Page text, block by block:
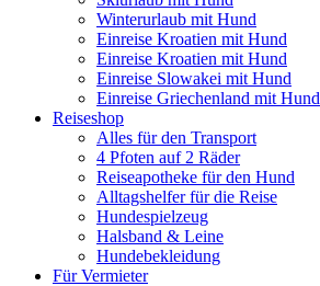
Winterurlaub mit Hund
Einreise Kroatien mit Hund
Einreise Kroatien mit Hund
Einreise Slowakei mit Hund
Einreise Griechenland mit Hund
Reiseshop
Alles für den Transport
4 Pfoten auf 2 Räder
Reiseapotheke für den Hund
Alltagshelfer für die Reise
Hundespielzeug
Halsband & Leine
Hundebekleidung
Für Vermieter